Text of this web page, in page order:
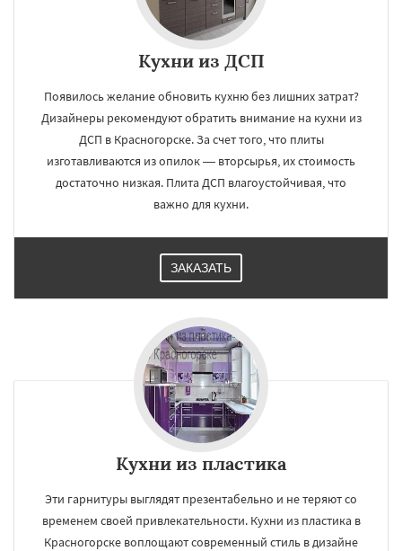
Работаем по
регионам
Краснозаводск
Краснознаменск
Кубинка Куровское
Ликино-Дулево
Лобня Лосино-Петровский Луховицы
Можайск
Мытищи
Озеры Орехово-Зуево
Пересвет Подольск
Пущино Раменское
Рузф Сергиев Посад
Серпухов Солнечногорск Купавна
Черноголовка Чехов Шатура
Кухни из ДСП
Появилось желание обновить кухню без лишних затрат?
Дизайнеры рекомендуют обратить внимание на кухни из
ДСП в Красногорске. За счет того, что плиты
изготавливаются из опилок — вторсырья, их стоимость
достаточно низкая. Плита ДСП влагоустойчивая, что
важно для кухни.
ЗАКАЗАТЬ
Кухни из пластика
Эти гарнитуры выглядят презентабельно и не теряют со
временем своей привлекательности. Кухни из пластика в
Красногорске воплощают современный стиль в дизайне
УЗНАТЬ ПОДРОБНЕЕ
Даю согласие на обработку персональных данных